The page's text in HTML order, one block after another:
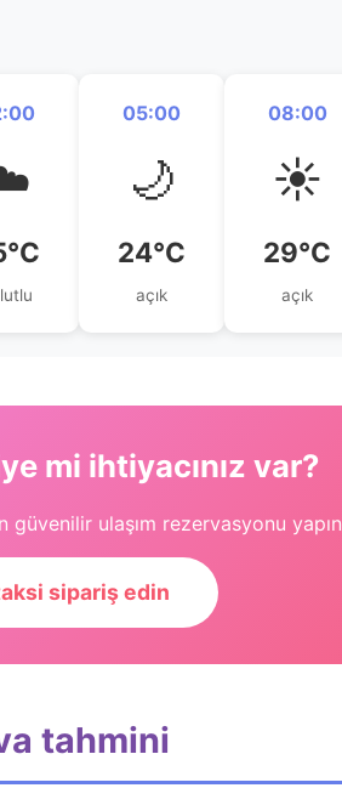
05:00
🌙
24°C
açık
08:00
☀️
29°C
açık
mi ihtiyacınız var?
ulaşım rezervasyonu yapın
sipariş edin
tahmini